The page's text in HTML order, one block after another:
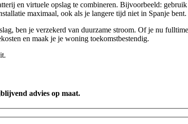
en virtuele opslag te combineren. Bijvoorbeeld:
maximaal, ook als je langere tijd niet in Spanje bent.
ben je verzekerd van duurzame stroom. Of je nu
en maak je je woning toekomstbestendig.
advies op maat.